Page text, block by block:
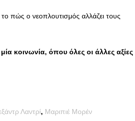
το πώς ο νεοπλουτισμός αλλάζει τους
κοινωνία, όπου όλες οι άλλες αξίες
Λαντρί, Μαριπιέ Μορέν